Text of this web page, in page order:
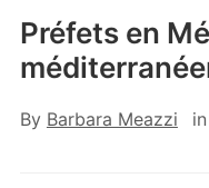
Préfets en
By Barbara Meazzi in